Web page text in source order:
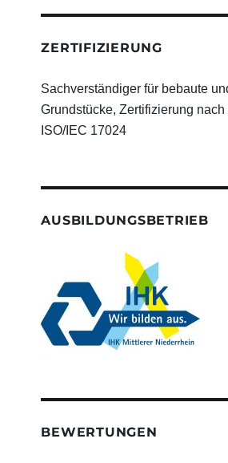
ZERTIFIZIERUNG
Sachverständiger für bebaute
Grundstücke, Zertifizierung nach
ISO/IEC 17024
AUSBILDUNGSBETRIEB
BEWERTUNGEN